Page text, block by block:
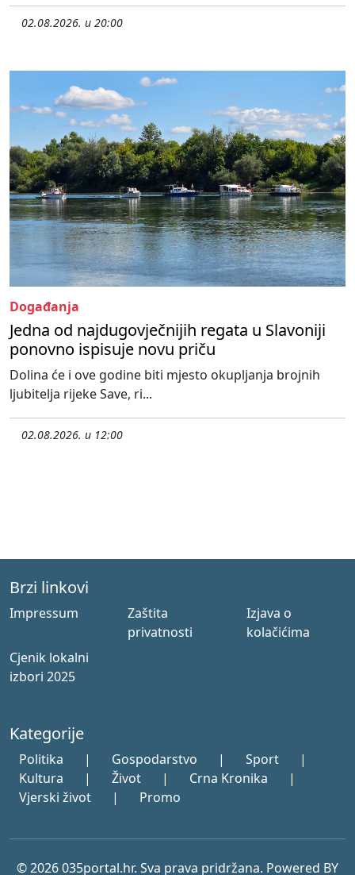
02.08.2026. u 20:00
Događanja
Jedna od najdugovječnijih regata u Slavoniji
ponovno ispisuje novu priču
Dolina će i ove godine biti mjesto okupljanja brojnih
ljubitelja rijeke Save, ri...
02.08.2026. u 12:00
Brzi linkovi
Impressum
Zaštita
privatnosti
Izjava o
kolačićima
Cjenik lokalni
izbori 2025
Kategorije
Politika | Gospodarstvo | Sport
|
Kultura
| Život | Crna Kronika
|
Vjerski život
| Promo
© 2026 035portal.hr. Sva prava pridržana. Powered BY